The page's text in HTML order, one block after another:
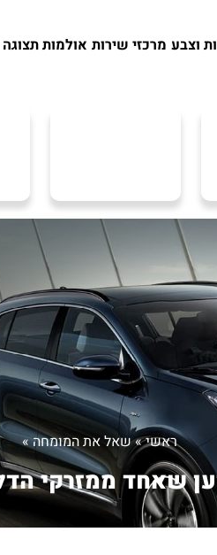
וצבע מרכזי שירות אולמות תצוגה
ראשי»שאל את המומחה»
שאחד ממזרקי